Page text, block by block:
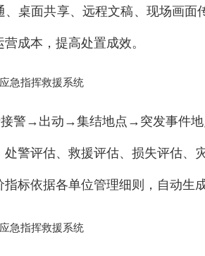
、桌面共享、远程文稿、现场画
成本，提高处置成效。
接警→出动→集结地点→突发事件
处警评估、救援评估、损失评估、
标依据各单位管理细则，自动生